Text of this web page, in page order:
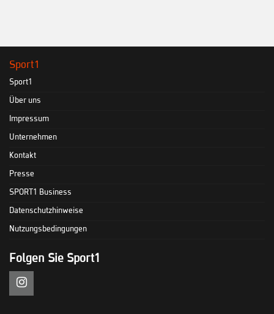
Sport1
Sport1
Über uns
Impressum
Unternehmen
Kontakt
Presse
SPORT1 Business
Datenschutzhinweise
Nutzungsbedingungen
Folgen Sie Sport1